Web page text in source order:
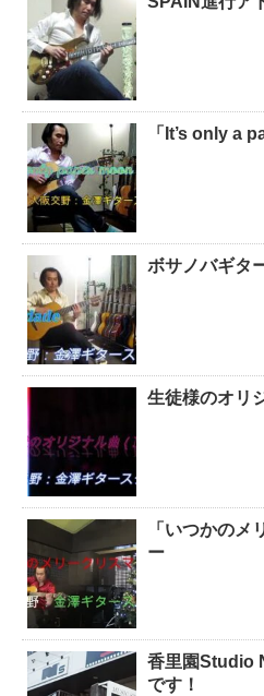
「It’s only a
ボサノバギタ
生徒様のオリ
「いつかのメ
ー
香里園Studio
です！